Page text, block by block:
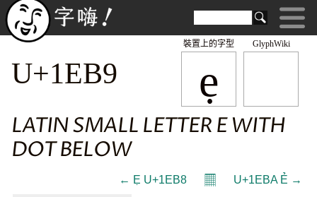
GlyphWiki
ẹ
裝置上的字型
U+1EB9
LATIN SMALL LETTER E WITH
DOT BELOW
← Ẹ U+1EB8 𝄜 U+1EBA Ẻ →